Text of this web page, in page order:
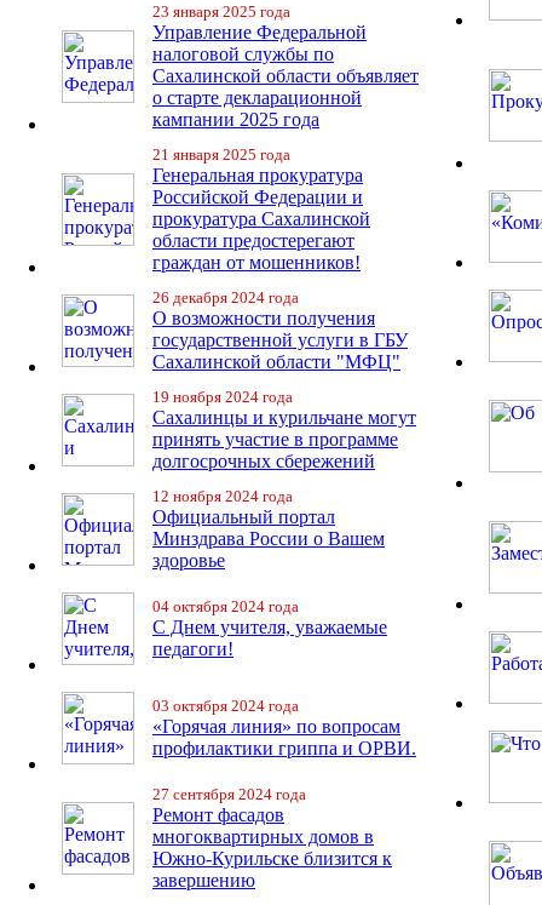
23 января 2025 года
Управление Федеральной
налоговой службы по
Сахалинской области объявляет
о старте декларационной
кампании 2025 года
21 января 2025 года
Генеральная прокуратура
Российской Федерации и
прокуратура Сахалинской
области предостерегают
граждан от мошенников!
26 декабря 2024 года
О возможности получения
государственной услуги в ГБУ
Сахалинской области "МФЦ"
19 ноября 2024 года
Сахалинцы и курильчане могут
принять участие в программе
долгосрочных сбережений
12 ноября 2024 года
Официальный портал
Минздрава России о Вашем
здоровье
04 октября 2024 года
С Днем учителя, уважаемые
педагоги!
03 октября 2024 года
«Горячая линия» по вопросам
профилактики гриппа и ОРВИ.
27 сентября 2024 года
Ремонт фасадов
многоквартирных домов в
Южно-Курильске близится к
завершению